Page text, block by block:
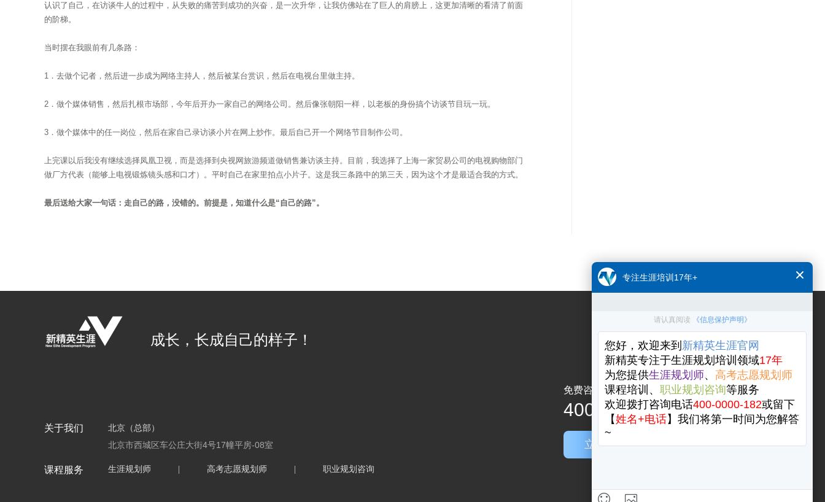
认识了自己，在访谈牛人的过程中，从失败的痛苦到成功的兴奋，是一次升华，让我仿佛站在了巨人的肩膀上，这更加清晰的看清了前面
的阶梯。
当时摆在我眼前有几条路：
1．去做个记者，然后进一步成为网络主持人，然后被某台赏识，然后在电视台里做主持。
2．做个媒体销售，然后扎根市场部，今年后开办一家自己的网络公司。然后像张朝阳一样，以老板的身份搞个访谈节目玩一玩。
3．做个媒体中的任一岗位，然后在家自己录访谈小片在网上炒作。最后自己开一个网络节目制作公司。
上完课以后我没有继续选择凤凰卫视，而是选择到央视网旅游频道做销售兼访谈主持。目前，我选择了上海一家贸易公司的电视购物部门
做厂方代表（能够上电视锻炼镜头感和口才）。平时自己在家里拍点小片子。这是我三条路中的第三天，因为这个才是最适合我的方式。
最后送给大家一句话：走自己的路，没错的。前提是，知道什么是“自己的路”。
成长，长成自己的样子！
关于我们
北京（总部）
北京市西城区车公庄大街4号17幢平房-08室
课程服务 生涯规划师 高考志愿规划师 职业规划咨询
免费咨询电话
400-0000-182
立即咨询
关注公众号
关注微博